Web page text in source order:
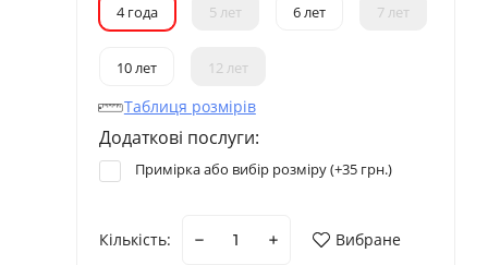
4 года 5 лет 6 лет 7 лет
10 лет 12 лет
Таблиця розмірів
Додаткові послуги:
Примірка або вибір розміру (+35 грн.)
Кількість: Вибране